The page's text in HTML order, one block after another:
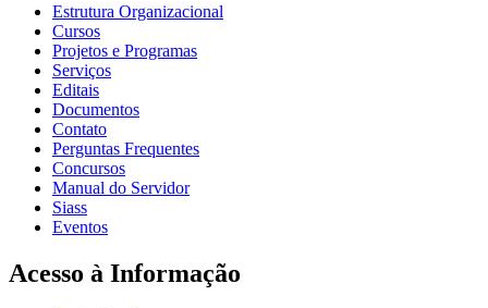
Estrutura Organizacional
Cursos
Projetos e Programas
Serviços
Editais
Documentos
Contato
Perguntas Frequentes
Concursos
Manual do Servidor
Siass
Eventos
Acesso à Informação